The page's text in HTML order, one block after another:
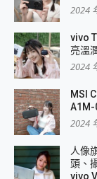
2024
vivo
亮溫
2024
MSI
A1M-
2024
人像
頭、
vivo